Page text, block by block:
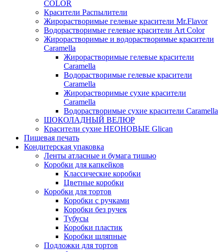
COLOR
Красители Распылители
Жирорастворимые гелевые красители Mr.Flavor
Водорастворимые гелевые красители Art Color
Жирорастворимые и водорастворимые красители
Caramella
Жирорастворимые гелевые красители
Caramella
Водорастворимые гелевые красители
Caramella
Жирорастворимые сухие красители
Caramella
Водорастворимые сухие красители Caramella
ШОКОЛАДНЫЙ ВЕЛЮР
Красители сухие НЕОНОВЫЕ Glican
Пищевая печать
Кондитерская упаковка
Ленты атласные и бумага тишью
Коробки для капкейков
Классические коробки
Цветные коробки
Коробки для тортов
Коробки с ручками
Коробки без ручек
Тубусы
Коробки пластик
Коробки шляпные
Подложки для тортов